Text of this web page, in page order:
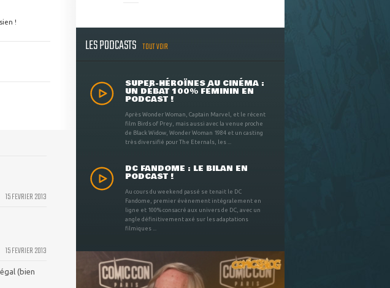
!
15 FEVRIER 2013
15 FEVRIER 2013
(bien
LES PODCASTS TOUT VOIR
SUPER-HÉROÏNES AU CINÉMA :
UN DÉBAT 100% FÉMININ EN
PODCAST !
Après Wonder Woman, Captain Marvel, et le récent
film Birds of Prey, mais aussi avec la venue proche
de Black Widow, Wonder Woman 1984 et un casting
très diversifié pour The Eternals, les ...
DC FANDOME : LE BILAN EN
PODCAST !
Au cours du weekend passé se tenait le DC
Fandome, premier évènement intégralement en
ligne et 100% consacré aux univers de DC, avec un
angle définitivement axé sur les adaptations
filmiques ...